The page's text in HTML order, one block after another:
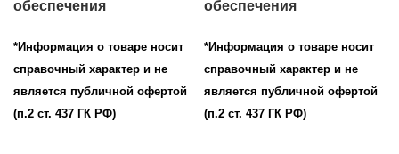
*Информация о товаре носит
справочный характер и не
является публичной офертой
(п.2 ст. 437 ГК РФ)
*Информация о товаре носит
справочный характер и не
является публичной офертой
(п.2 ст. 437 ГК РФ)